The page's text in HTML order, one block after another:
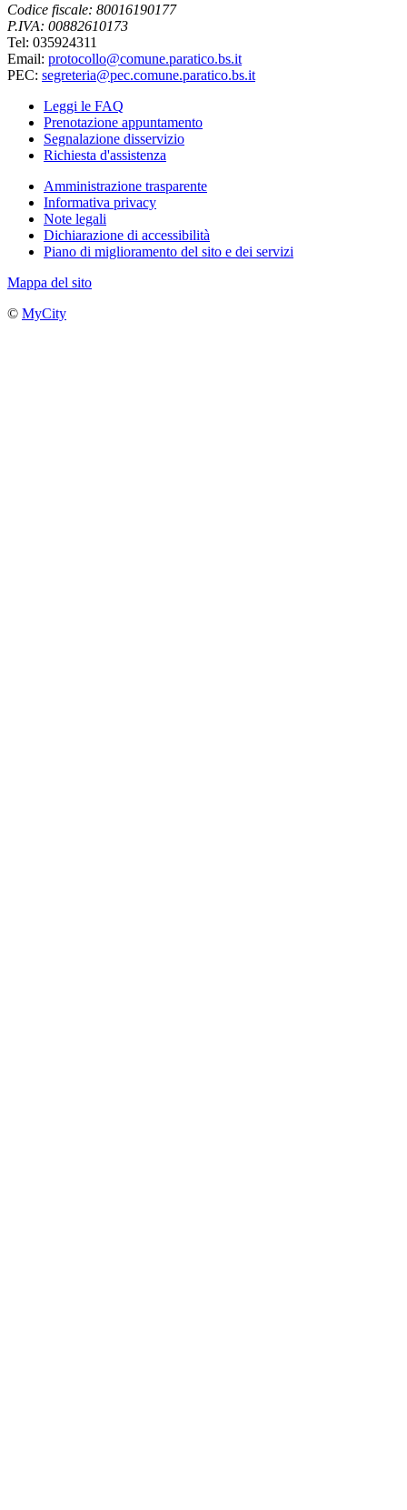
Codice fiscale: 80016190177
P.IVA: 00882610173
Tel: 035924311
Email: protocollo@comune.paratico.bs.it
PEC: segreteria@pec.comune.paratico.bs.it
Leggi le FAQ
Prenotazione appuntamento
Segnalazione disservizio
Richiesta d'assistenza
Amministrazione trasparente
Informativa privacy
Note legali
Dichiarazione di accessibilità
Piano di miglioramento del sito e dei servizi
Mappa del sito
© MyCity